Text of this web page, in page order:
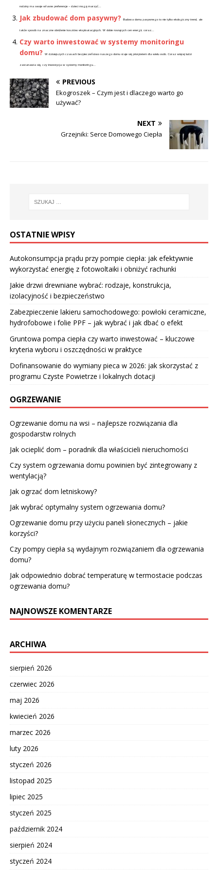
rodziny ma swoje własne preferencje – dzieci mogą marzyć...
Jak zbudować dom pasywny? Budowa domu pasywnego to nie tylko ekologiczny trend, ale
także sposób na znaczne obniżenie kosztów eksploatacyjnych. W dobie rosnących cen energii, coraz...
Czy warto inwestować w systemy monitoringu
domu?
W dzisiejszych czasach bezpieczeństwo naszego domu staje się priorytetem dla wielu osób. Coraz więcej ludzi
zastanawia się, czy inwestycja w systemy monitoringu...
PREVIOUS
Ekogroszek – Czym jest i dlaczego warto go
używać?
NEXT
Grzejniki: Serce Domowego Ciepła
OSTATNIE WPISY
Autokonsumpcja prądu przy pompie ciepła: jak efektywnie
wykorzystać energię z fotowoltaiki i obniżyć rachunki
Jakie drzwi drewniane wybrać: rodzaje, konstrukcja,
izolacyjność i bezpieczeństwo
Zabezpieczenie lakieru samochodowego: powłoki ceramiczne,
hydrofobowe i folie PPF – jak wybrać i jak dbać o efekt
Gruntowa pompa ciepła czy warto inwestować – kluczowe
kryteria wyboru i oszczędności w praktyce
Dofinansowanie do wymiany pieca w 2026: jak skorzystać z
programu Czyste Powietrze i lokalnych dotacji
OGRZEWANIE
Ogrzewanie domu na wsi – najlepsze rozwiązania dla
gospodarstw rolnych
Jak ocieplić dom – poradnik dla właścicieli nieruchomości
Czy system ogrzewania domu powinien być zintegrowany z
wentylacją?
Jak ogrzać dom letniskowy?
Jak wybrać optymalny system ogrzewania domu?
Ogrzewanie domu przy użyciu paneli słonecznych – jakie
korzyści?
Czy pompy ciepła są wydajnym rozwiązaniem dla ogrzewania
domu?
Jak odpowiednio dobrać temperaturę w termostacie podczas
ogrzewania domu?
NAJNOWSZE KOMENTARZE
ARCHIWA
sierpień 2026
czerwiec 2026
maj 2026
kwiecień 2026
marzec 2026
luty 2026
styczeń 2026
listopad 2025
lipiec 2025
styczeń 2025
październik 2024
sierpień 2024
styczeń 2024